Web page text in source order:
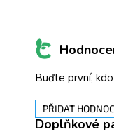
Buďte první,
PŘIDAT
Doplňkové